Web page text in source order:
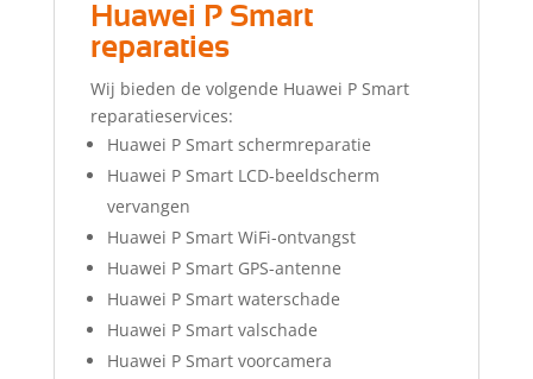
Huawei P Smart
reparaties
Wij bieden de volgende Huawei P Smart
reparatieservices:
Huawei P Smart schermreparatie
Huawei P Smart LCD-beeldscherm
vervangen
Huawei P Smart WiFi-ontvangst
Huawei P Smart GPS-antenne
Huawei P Smart waterschade
Huawei P Smart valschade
Huawei P Smart voorcamera